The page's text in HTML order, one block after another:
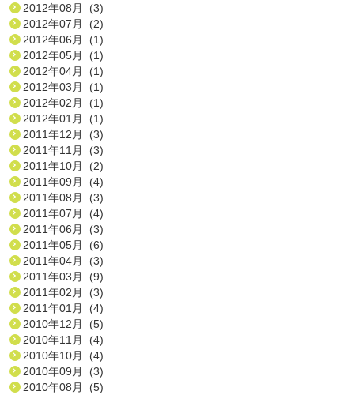
2012年08月 (3)
2012年07月 (2)
2012年06月 (1)
2012年05月 (1)
2012年04月 (1)
2012年03月 (1)
2012年02月 (1)
2012年01月 (1)
2011年12月 (3)
2011年11月 (3)
2011年10月 (2)
2011年09月 (4)
2011年08月 (3)
2011年07月 (4)
2011年06月 (3)
2011年05月 (6)
2011年04月 (3)
2011年03月 (9)
2011年02月 (3)
2011年01月 (4)
2010年12月 (5)
2010年11月 (4)
2010年10月 (4)
2010年09月 (3)
2010年08月 (5)